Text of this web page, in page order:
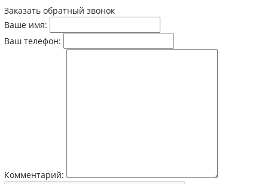
Заказать обратный звонок
Ваше имя:
Ваш телефон:
Комментарий: